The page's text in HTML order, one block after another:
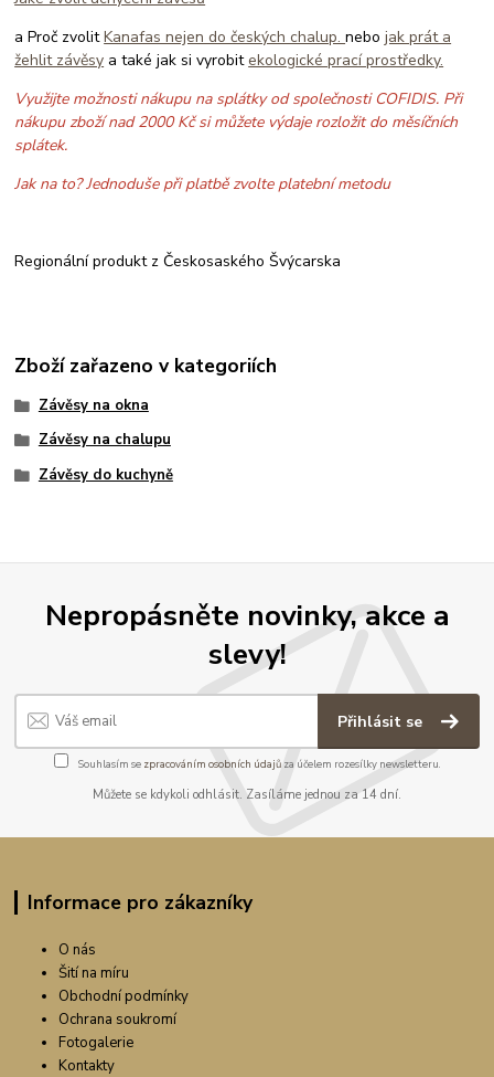
a Proč zvolitKanafas nejen do českých chalup.nebojak prát a
žehlit závěsy a také jak si vyrobitekologické prací prostředky.
Využijte možnosti nákupu na splátky od společnosti COFIDIS. Při
nákupu zboží nad 2000 Kč si můžete výdaje rozložit do měsíčních
splátek.
Jak na to? Jednoduše při platbě zvolte platební metodu
Regionální produkt z Českosaského Švýcarska
Zboží zařazeno v kategoriích
Závěsy na okna
Závěsy na chalupu
Závěsy do kuchyně
Nepropásněte novinky, akce a
slevy!
Přihlásit se
Souhlasím se zpracováním osobních údajůza účelem rozesílky newsletteru.
Můžete se kdykoli odhlásit. Zasíláme jednou za 14 dní.
Informace pro zákazníky
O nás
Šití na míru
Obchodní podmínky
Ochrana soukromí
Fotogalerie
Kontakty